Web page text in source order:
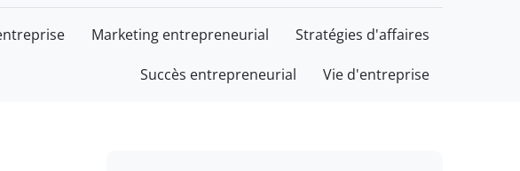
Marketing entrepreneurial Stratégies d'affaires
Succès entrepreneurial Vie d'entreprise